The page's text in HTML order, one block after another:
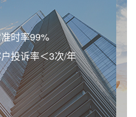
时率99%
投诉率＜3次/年